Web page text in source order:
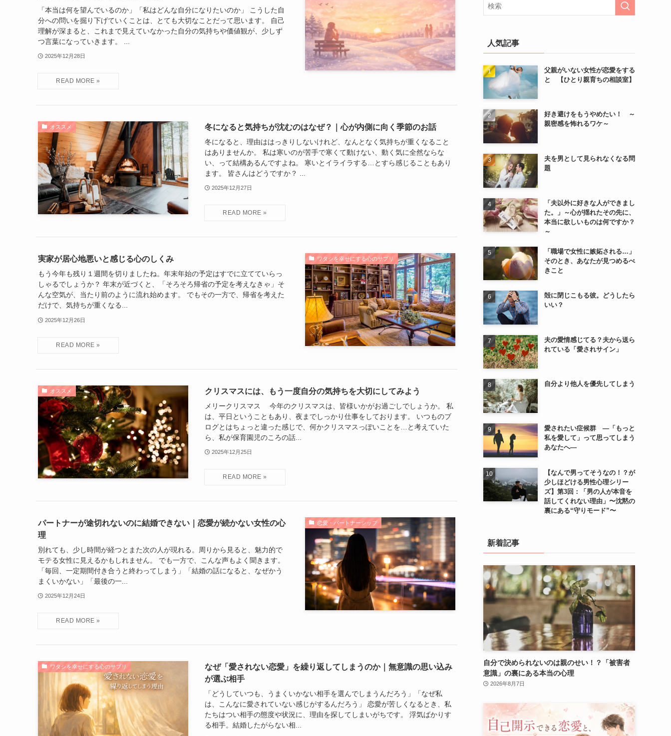
「本当は何を望んでいるのか」「私はどんな自分になりたいのか」 こうした自
分への問いを掘り下げていくことは、とても大切なことだって思います。 自己
理解が深まると、これまで見えていなかった自分の気持ちや価値観が、少しず
つ言葉になっていきます。 ...
2025年12月28日
オススメ 冬になると気持ちが沈むのはなぜ？｜心が内側に向く季節のお話
冬になると、理由ははっきりしないけれど、なんとなく気持ちが重くなること
はありませんか。 私は寒いのが苦手で寒くて動けない、動く気に全然ならな
い、って結構あるんですよね。 寒いとイライラする…とすら感じることもあり
ます。 皆さんはどうですか？ ...
2025年12月27日
ワタシを幸せにする心のサプリ
実家が居心地悪いと感じる心のしくみ
もう今年も残り１週間を切りましたね。年末年始の予定はすでに立てていらっ
しゃるでしょうか？ 年末が近づくと、「そろそろ帰省の予定を考えなきゃ」そ
んな空気が、当たり前のように流れ始めます。 でもその一方で、帰省を考えた
だけで、気持ちが重くなる...
2025年12月26日
オススメ クリスマスには、もう一度自分の気持ちを大切にしてみよう
メリークリスマス 今年のクリスマスは、皆様いかがお過ごしでしょうか。 私
は、平日ということもあり、夜までしっかり仕事をしております。 いつものブ
ログとはちょっと違った感じで、何かクリスマスっぽいことを…と考えていた
ら、私が保育園児のころの話...
2025年12月25日
恋愛・パートナーシップ
パートナーが途切れないのに結婚できない｜恋愛が続かない女性の心
理
別れても、少し時間が経つとまた次の人が現れる。周りから見ると、魅力的で
モテる女性に見えるかもしれません。 でも一方で、こんな声もよく聞きます。
「毎回、一定期間付き合うと終わってしまう」「結婚の話になると、なぜかう
まくいかない」「最後の一...
2025年12月24日
ワタシを幸せにする心のサプリ
なぜ「愛されない恋愛」を繰り返してしまうのか｜無意識の思い込み
が選ぶ相手
「どうしていつも、うまくいかない相手を選んでしまうんだろう」「なぜ私
は、こんなに愛されていない感じがするんだろう」 恋愛が苦しくなるとき、私
たちはつい相手の態度や状況に、理由を探してしまいがちです。 浮気ばかりす
る相手。結婚したがらない相...
人気記事
父親がいない女性が恋愛をする
と 【ひとり親育ちの相談室】
好き避けをもうやめたい！ ～
親密感を怖れるワケ～
夫を男として見られなくなる問
題
「夫以外に好きな人ができまし
た。」～心が揺れたその先に、
本当に欲しいものは何ですか？
～
「職場で女性に嫉妬される…」
そのとき、あなたが見つめるべ
きこと
殻に閉じこもる彼。どうしたら
いい？
夫の愛情感じてる？夫から送ら
れている「愛されサイン」
自分より他人を優先してしまう
愛されたい症候群 ―「もっと
私を愛して」って思ってしまう
あなたへ―
【なんで男ってそうなの！？が
少しほどける男性心理シリー
ズ】第3回：「男の人が本音を
話してくれない理由」〜沈黙の
裏にある“守りモード”〜
新着記事
自分で決められないのは親のせい！？「被害者
意識」の裏にある本当の心理
2026年8月7日